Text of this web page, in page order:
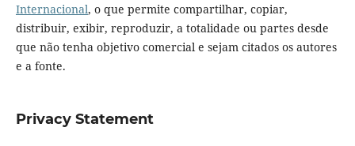
Internacional, o que permite compartilhar, copiar,
distribuir, exibir, reproduzir, a totalidade ou partes desde
que não tenha objetivo comercial e sejam citados os autores
e a fonte.
Privacy Statement